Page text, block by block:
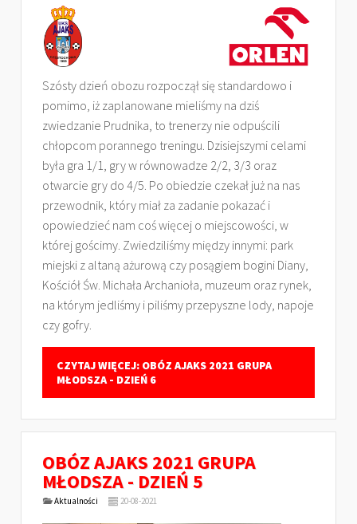
Szósty dzień obozu rozpoczął się standardowo i
pomimo, iż zaplanowane mieliśmy na dziś
zwiedzanie Prudnika, to trenerzy nie odpuścili
chłopcom porannego treningu. Dzisiejszymi celami
była gra 1/1, gry w równowadze 2/2, 3/3 oraz
otwarcie gry do 4/5. Po obiedzie czekał już na nas
przewodnik, który miał za zadanie pokazać i
opowiedzieć nam coś więcej o miejscowości, w
której gościmy. Zwiedziliśmy między innymi: park
miejski z altaną ażurową czy posągiem bogini Diany,
Kościół Św. Michała Archanioła, muzeum oraz rynek,
na którym jedliśmy i piliśmy przepyszne lody, napoje
czy gofry.
CZYTAJ WIĘCEJ: OBÓZ AJAKS 2021 GRUPA
MŁODSZA - DZIEŃ 6
OBÓZ AJAKS 2021 GRUPA
MŁODSZA - DZIEŃ 5
Aktualności 20-08-2021